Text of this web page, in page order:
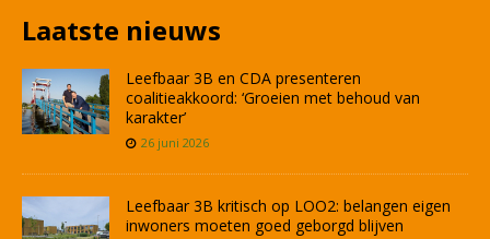
Laatste nieuws
Leefbaar 3B en CDA presenteren
coalitieakkoord: ‘Groeien met behoud van
karakter’
26 juni 2026
Leefbaar 3B kritisch op LOO2: belangen eigen
inwoners moeten goed geborgd blijven